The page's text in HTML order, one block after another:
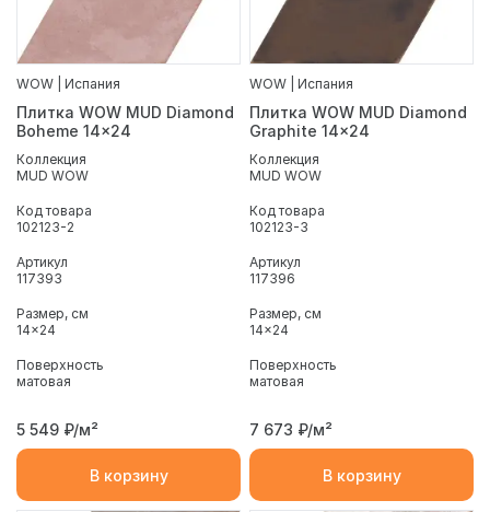
WOW | Испания
Плитка WOW MUD Diamond
Boheme 14x24
Коллекция
MUD WOW
Код товара
102123-2
Артикул
117393
Размер, см
14x24
Поверхность
матовая
5 549 ₽/м²
В корзину
WOW | Испания
Плитка WOW MUD Diamond
Graphite 14x24
Коллекция
MUD WOW
Код товара
102123-3
Артикул
117396
Размер, см
14x24
Поверхность
матовая
7 673 ₽/м²
В корзину